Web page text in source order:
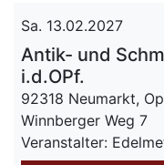
Sa. 13.02.2027
Antik- und
i.d.OPf.
92318 Neumarkt,
Winnberger Weg 7
Veranstalter: